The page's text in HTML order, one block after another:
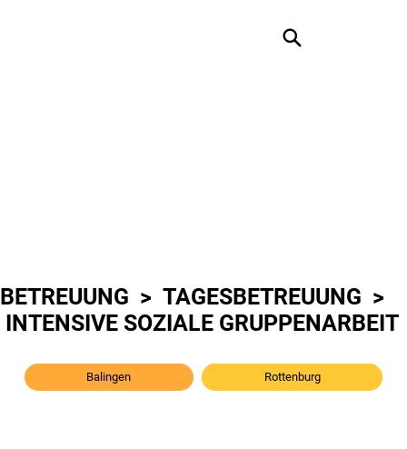
BETREUUNG > TAGESBETREUUNG >
INTENSIVE SOZIALE GRUPPENARBEIT
Balingen Hechingen
Rottenburg